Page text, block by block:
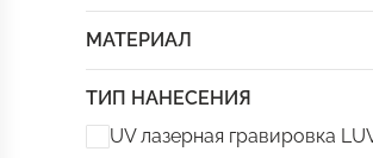
МАТЕРИАЛ
ТИП НАНЕСЕНИЯ
UV лазерная гравировка